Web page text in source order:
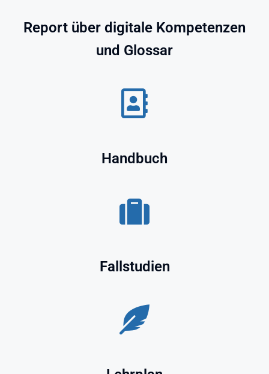
Report über digitale Kompetenzen
und Glossar
Handbuch
Fallstudien